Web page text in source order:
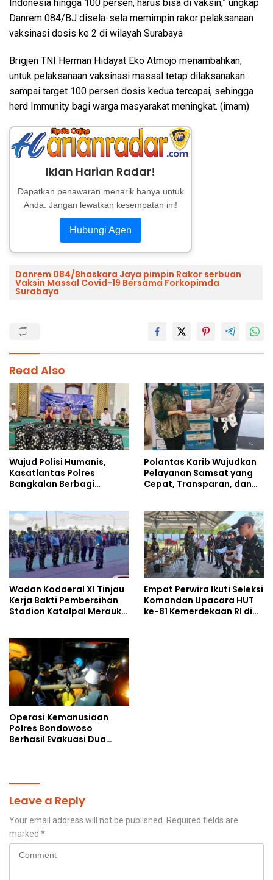
Indonesia hingga 100 persen, harus bisa di vaksin,” ungkap
Danrem 084/BJ disela-sela memimpin rakor pelaksanaan
vaksinasi dosis ke 2 di wilayah Surabaya
Brigjen TNI Herman Hidayat Eko Atmojo menambahkan,
untuk pelaksanaan vaksinasi massal tetap dilaksanakan
sampai target 100 persen dosis kedua tercapai, sehingga
herd Immunity bagi warga masyarakat meningkat. (imam)
Iklan Harian Radar!
Dapatkan penawaran menarik hanya untuk
Anda. Jangan lewatkan kesempatan ini!
Hubungi Agen
Danrem 084/Bhaskara Jaya pimpin Rakor serbuan
Vaksin Massal Covid-19 Bersama Forkopimda
Surabaya
Read Also
Wujud Polisi Humanis,
Kasatlantas Polres
Bangkalan Berbagi
Ahmad Ibrahim
Polantas Karib Wujudkan
Pelayanan Samsat yang
Cepat, Transparan, dan
Wadan Kodaeral XI Tinjau
Kerja Bakti Pembersihan
Stadion Katalpal Merauke,
Empat Perwira Ikuti Seleksi
Komandan Upacara HUT
ke-81 Kemerdekaan RI di
Operasi Kemanusiaan
Polres Bondowoso
Berhasil Evakuasi Dua
Leave a Reply
Your email address will not be published.
Required fields are
marked *